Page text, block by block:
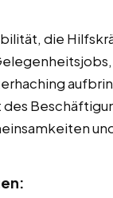
die
des